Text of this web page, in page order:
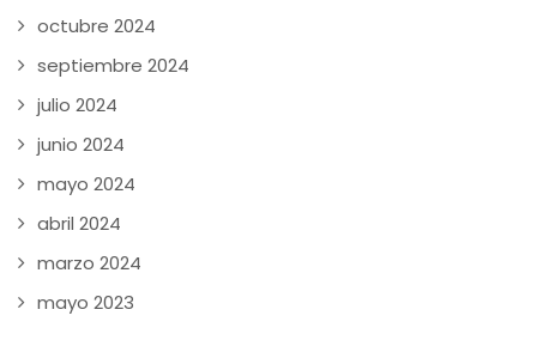
octubre 2024
septiembre 2024
julio 2024
junio 2024
mayo 2024
abril 2024
marzo 2024
mayo 2023